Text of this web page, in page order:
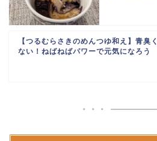
【つるむらさきのめんつゆ和え】青臭く
ない！ねばねばパワーで元気になろう